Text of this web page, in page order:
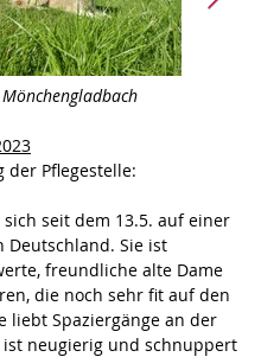
der Pflegestelle:
seit dem 13.5. auf einer
Deutschland. Sie ist
freundliche alte Dame
die noch sehr fit auf den
liebt Spaziergänge an der
neugierig und schnuppert